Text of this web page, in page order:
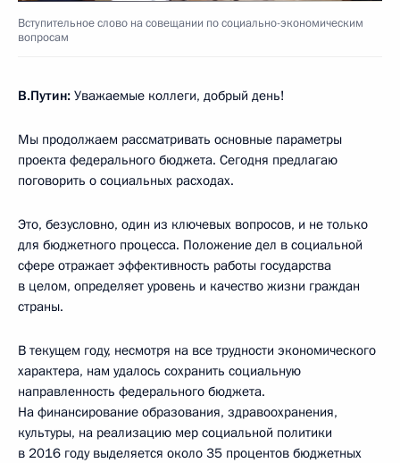
Вступительное слово на совещании по социально-экономическим
вопросам
В.Путин: Уважаемые коллеги, добрый день!
Мы продолжаем рассматривать основные параметры
проекта федерального бюджета. Сегодня предлагаю
поговорить о социальных расходах.
Это, безусловно, один из ключевых вопросов, и не только
для бюджетного процесса. Положение дел в социальной
сфере отражает эффективность работы государства
в целом, определяет уровень и качество жизни граждан
страны.
В текущем году, несмотря на все трудности экономического
характера, нам удалось сохранить социальную
направленность федерального бюджета.
На финансирование образования, здравоохранения,
культуры, на реализацию мер социальной политики
в 2016 году выделяется около 35 процентов бюджетных